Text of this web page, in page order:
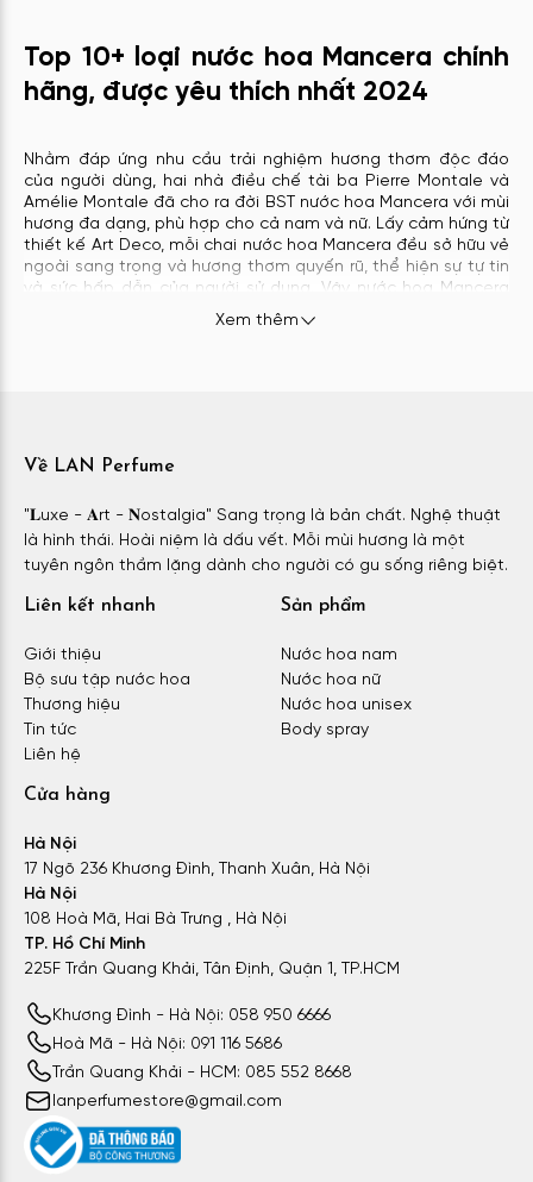
Top 10+ loại nước hoa Mancera chính
hãng, được yêu thích nhất 2024
Nhằm đáp ứng nhu cầu trải nghiệm hương thơm độc đáo
của người dùng, hai nhà điều chế tài ba Pierre Montale và
Amélie Montale đã cho ra đời BST nước hoa Mancera với mùi
hương đa dạng, phù hợp cho cả nam và nữ. Lấy cảm hứng từ
thiết kế Art Deco, mỗi chai nước hoa Mancera đều sở hữu vẻ
ngoài sang trọng và hương thơm quyến rũ, thể hiện sự tự tin
và sức hấp dẫn của người sử dụng. Vậy nước hoa Mancera
của một lọ nước hoa đẳng cấp như đẹp – độc – lạ và có độ
trên 25 tuổi, nước hoa Mancera Paris So Blue gây ấn tượng
mạnh mẽ nhờ mùi hương tươi mát, thơm ngọt kết hợp từ
các loại trái cây, hoa hồng và gỗ. Cùng với thiết kế vỏ chai
tinh tế, phần thân trong suốt chứa đựng những tinh chất
mang đến hương thơm sang trọng mà còn gợi nhớ về một
Nước hoa Paris So Blue gây thương nhớ bởi hương thơm tươi
Xem thêm
Về LAN Perfume
"𝐋uxe - 𝐀rt - 𝐍ostalgia" Sang trọng là bản chất. Nghệ thuật
là hình thái. Hoài niệm là dấu vết. Mỗi mùi hương là một
tuyên ngôn thầm lặng dành cho người có gu sống riêng biệt.
Liên kết nhanh
Giới thiệu
Bộ sưu tập nước hoa
Thương hiệu
Tin tức
Liên hệ
Sản phẩm
Nước hoa nam
Nước hoa nữ
Nước hoa unisex
Body spray
Cửa hàng
Hà Nội
17 Ngõ 236 Khương Đình, Thanh Xuân, Hà Nội
Hà Nội
108 Hoà Mã, Hai Bà Trưng , Hà Nội
TP. Hồ Chí Minh
225F Trần Quang Khải, Tân Định, Quận 1, TP.HCM
Khương Đình - Hà Nội: 058 950 6666
Hoà Mã - Hà Nội: 091 116 5686
Trần Quang Khải - HCM: 085 552 8668
lanperfumestore@gmail.com